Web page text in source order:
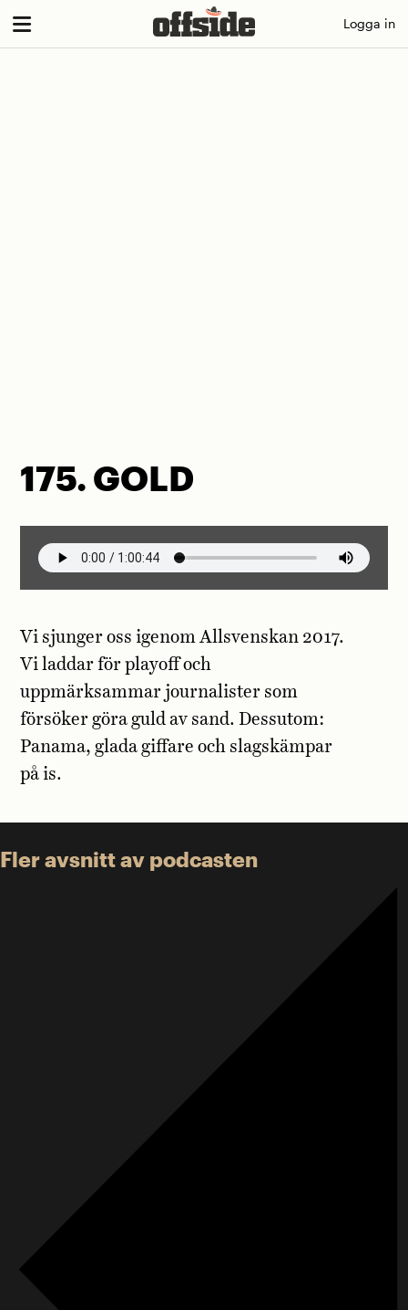
Skip
Logga in
175. GOLD
Vi sjunger oss igenom Allsvenskan 2017.
Vi laddar för playoff och
uppmärksammar journalister som
försöker göra guld av sand. Dessutom:
Panama, glada giffare och slagskämpar
på is.
Fler avsnitt av podcasten